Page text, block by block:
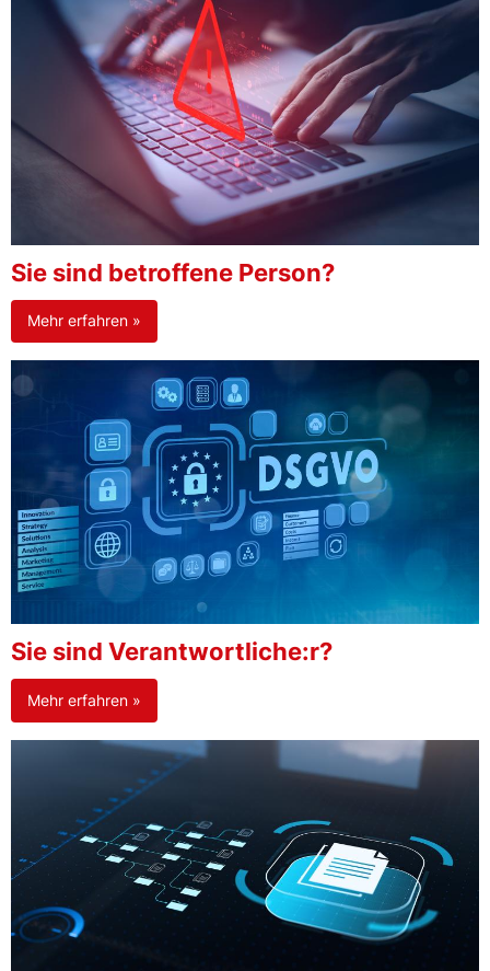
Sie sind betroffene Person?
Mehr erfahren »
Sie sind Verantwortliche:r?
Mehr erfahren »